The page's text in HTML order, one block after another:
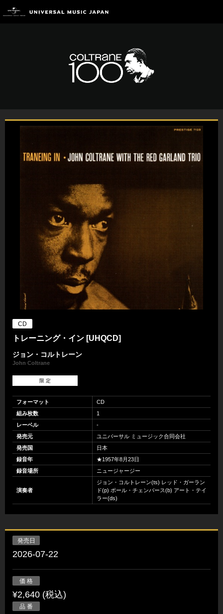
CD
トレーニング・イン [UHQCD]
ジョン・コルトレーン
John Coltrane
限 定
フォーマット
CD
組み枚数
1
レーベル
-
発売元
ユニバーサル ミュージック合同会社
発売国
日本
録音年
★1957年8月23日
録音場所
ニュージャージー
演奏者
ジョン・コルトレーン(ts) レッド・ガーラン
ド(p) ポール・チェンバース(b) アート・テイ
ラー(ds)
発売日
2026-07-22
価 格
¥2,640 (税込)
品 番